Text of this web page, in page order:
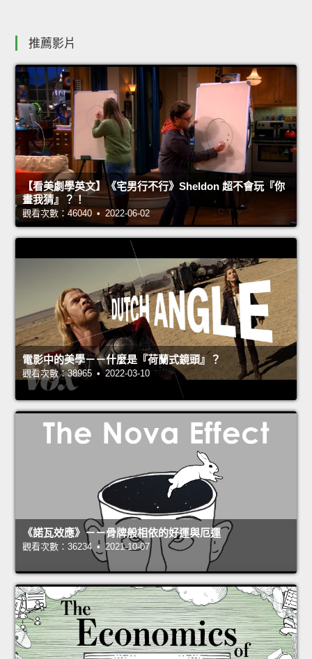
推薦影片
【看美劇學英文】《宅男行不行》Sheldon 超不會玩『你
畫我猜』？！
觀看次數：46040 • 2022-06-02
電影中的美學－－什麼是『荷蘭式鏡頭』？
觀看次數：38965 • 2022-03-10
《諾瓦效應》－－骨牌般相依的好運與厄運
觀看次數：36234 • 2021-10-07